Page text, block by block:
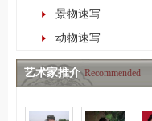
景物速写
动物速写
艺术家推介 Recommended